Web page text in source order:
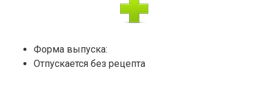
Форма выпуска:
Отпускается без рецепта